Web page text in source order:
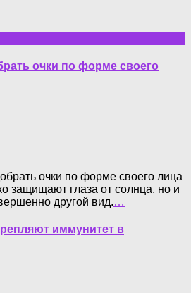
очки по форме своего
очки по форме своего лица
защищают глаза от солнца, но и
другой вид.…
иммунитет в